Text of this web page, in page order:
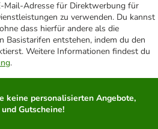
Mail-Adresse für Direktwerbung für
zu verwenden. Du kannst
dass hierfür andere als die
Basistarifen entstehen, indem du den
Weitere Informationen findest du
.
keine personalisierten Angebote,
Gutscheine!